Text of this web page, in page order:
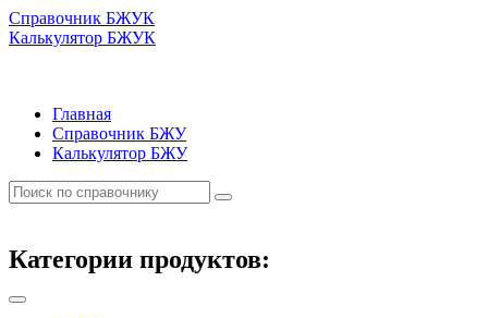
Справочник БЖУК
Калькулятор БЖУК
Главная
Справочник БЖУ
Калькулятор БЖУ
Категории продуктов: